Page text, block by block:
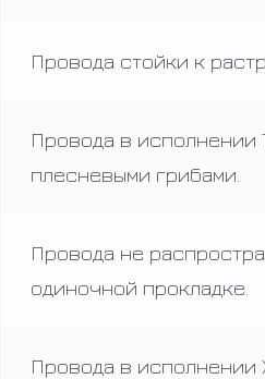
Провода стойки к
Провода в исполнении
плесневыми грибами.
Провода не
одиночной прокладке.
Провода в исполнении